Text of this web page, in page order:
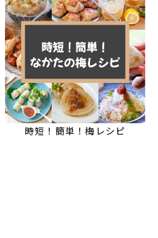
時短！簡単！梅レシピ